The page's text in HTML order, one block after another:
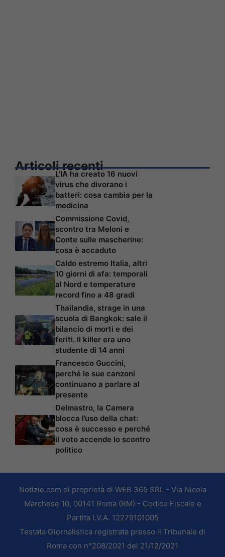
Articoli recenti
L’IA ha creato 16 nuovi
virus che divorano i
batteri: cosa cambia per la
medicina
Commissione Covid,
scontro tra Meloni e
Conte sulle mascherine:
cosa è accaduto
Caldo estremo Italia, altri
10 giorni di afa: temporali
al Nord e temperature
record fino a 48 gradi
Thailandia, strage in una
scuola di Bangkok: sale il
bilancio di morti e dei
feriti. Il killer era uno
studente di 14 anni
Francesco Guccini,
perché le sue canzoni
continuano a parlare al
presente
Delmastro, la Camera
blocca l’uso della chat:
cosa è successo e perché
il voto accende lo scontro
politico
Notizie.com di proprietà di WEB 365 SRL - Via Nicola
Marchese 10, 00141 Roma (RM) - Codice Fiscale e
Partita I.V.A. 12279101005
Testata Giornalistica registrata presso il Tribunale di
Roma con n°208/2021 del 21/12/2021